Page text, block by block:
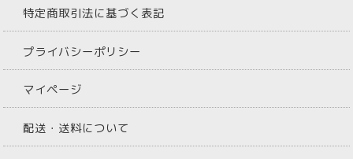
特定商取引法に基づく表記
プライバシーポリシー
マイページ
配送・送料について